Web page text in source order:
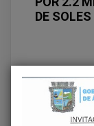
DE SOLES